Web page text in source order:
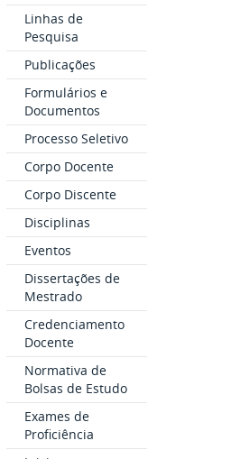
Linhas de
Pesquisa
Publicações
Formulários e
Documentos
Processo Seletivo
Corpo Docente
Corpo Discente
Disciplinas
Eventos
Dissertações de
Mestrado
Credenciamento
Docente
Normativa de
Bolsas de Estudo
Exames de
Proficiência